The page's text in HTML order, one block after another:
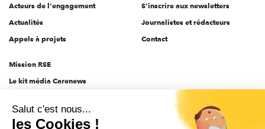
Acteurs de l'engagement
Actualités
Appels à projets
S'inscrire aux newsletters
Journalistes et rédacteurs
Contact
Mission RSE
Le kit média Carenews
AEF info
Salut c'est nous...
les Cookies !